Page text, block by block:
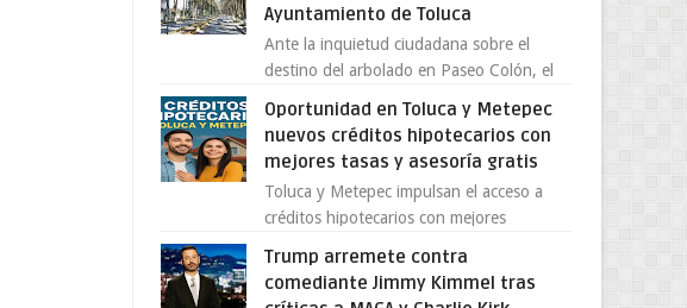
Ayuntamiento de Toluca
Ante la inquietud ciudadana sobre el
destino del arbolado en Paseo Colón, el
solo 26 ejemplares será...
Oportunidad en Toluca y Metepec
nuevos créditos hipotecarios con
mejores tasas y asesoría gratis
Toluca y Metepec impulsan el acceso a
créditos hipotecarios con mejores
emprendedores Con la creciente neces...
Trump arremete contra
comediante Jimmy Kimmel tras